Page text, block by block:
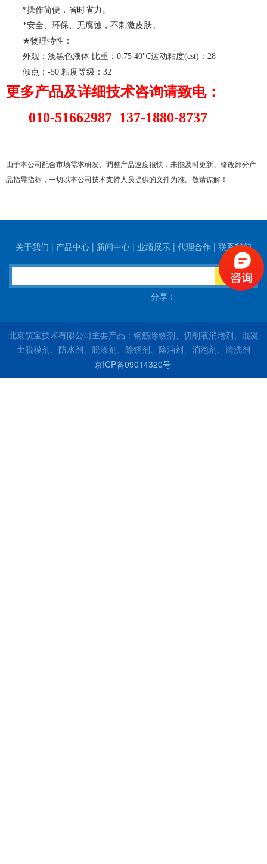
*操作简便，省时省力。
*安全、环保、无腐蚀，不刺激皮肤。
★物理特性：
外观：浅黑色液体 比重： 0.75 40℃运动粘度(cst) ： 28
倾点： -50 粘度等级： 32
更多产品及详细技术咨询请致电：
010-51662987 137-1880-8737
由于本公司配合市场需求研发、调整产品速度很快， 未能及时更新、修改部分产
品指导指标，一切以本公司技术支持人员提供的文件为准。敬请谅解 ！
关于我们 | 产品中心 | 新闻中心 | 业绩展示 | 代理合作 | 联系我们
搜索
分享：
北京筑宝技术有限公司主要产品：钢筋除锈剂、切削液消泡剂、混凝
土脱模剂、防水剂、脱漆剂、除锈剂、除油剂、消泡剂、清洗剂
京ICP备09014320号